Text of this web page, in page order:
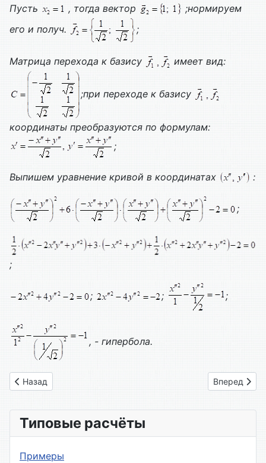
Пусть , тогда вектор
;нормируем
его и получ.
;
Матрица перехода к базису имеет вид:
;при переходе к базису
координаты преобразуются по формулам:
;
Выпишем уравнение кривой в координатах :
;
;
; ; ;
, - гипербола.
Предыдущий: Вариант № 07
Назад Вперед
Типовые расчёты
Примеры